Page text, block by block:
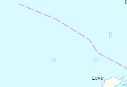
og bygdevei videre
opp til Tåvåfjellet.